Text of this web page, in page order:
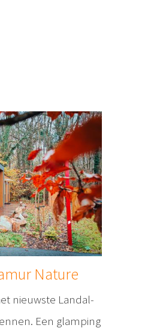
Nature
nieuwste Landal-
Een glamping